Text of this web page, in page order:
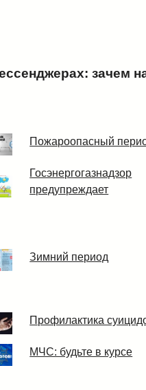
зачем
Пожароопасный
Госэнергогазнадзор
предупреждает
Зимний период
Профилактика
МЧС: будьте в курсе